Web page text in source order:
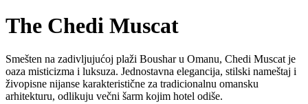
The Chedi Muscat
Smešten na zadivljujućoj plaži Boushar u Omanu, Chedi Muscat je
oaza misticizma i luksuza. Jednostavna elegancija, stilski nameštaj i
živopisne nijanse karakteristične za tradicionalnu omansku
arhitekturu, odlikuju večni šarm kojim hotel odiše.